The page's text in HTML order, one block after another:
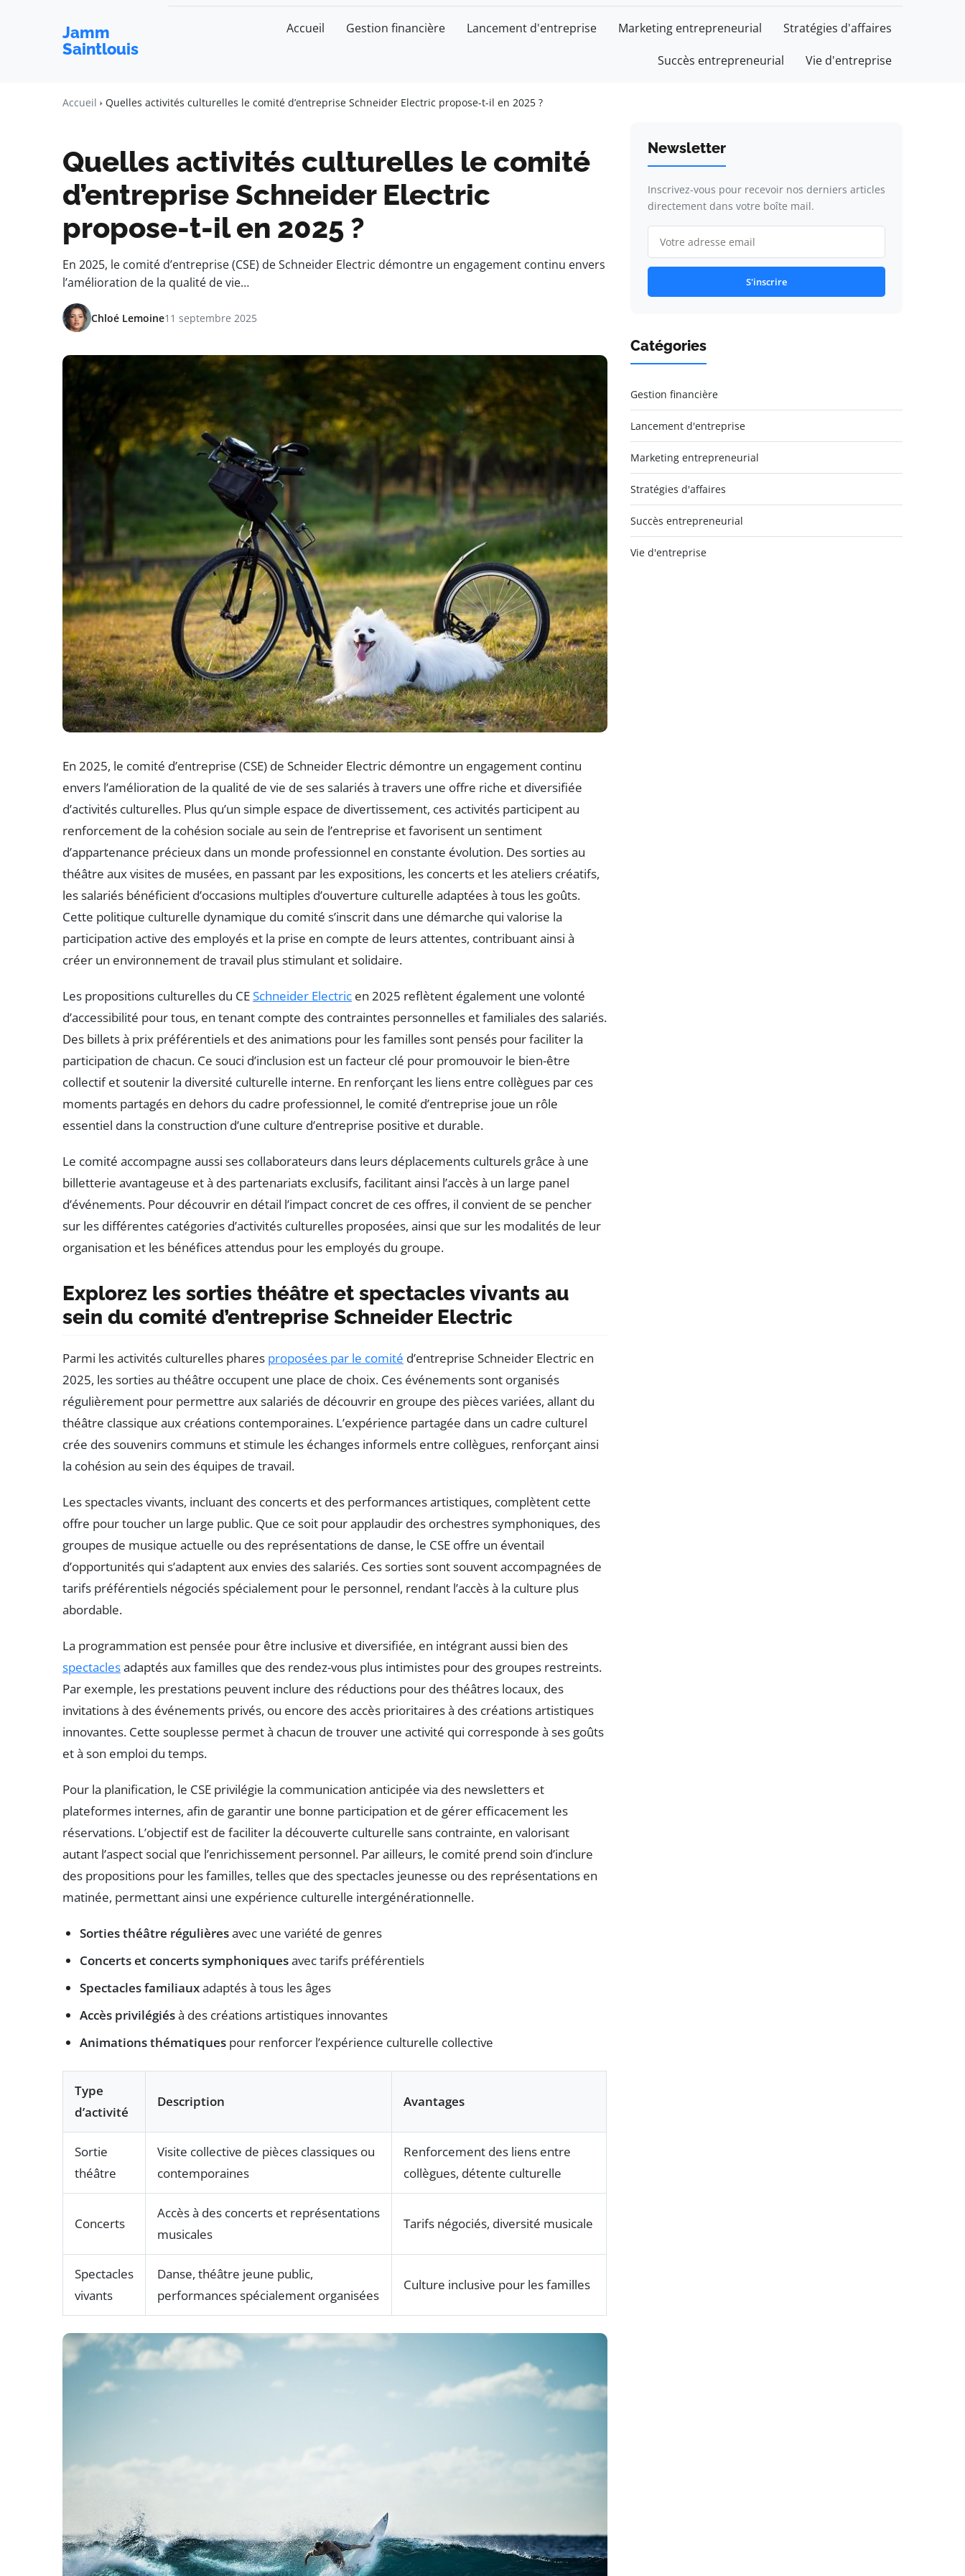
Jamm
Saintlouis
Accueil Gestion financière Lancement d'entreprise Marketing entrepreneurial Stratégies d'affaires
Succès entrepreneurial Vie d'entreprise
Accueil Quelles activités culturelles le comité d’entreprise Schneider Electric propose-t-il en 2025 ?
Quelles activités culturelles le comité
d’entreprise Schneider Electric
propose-t-il en 2025 ?
En 2025, le comité d’entreprise (CSE) de Schneider Electric démontre un engagement continu envers
l’amélioration de la qualité de vie…
Chloé Lemoine11 septembre 2025
En 2025, le comité d’entreprise (CSE) de Schneider Electric démontre un engagement continu
envers l’amélioration de la qualité de vie de ses salariés à travers une offre riche et diversifiée
d’activités culturelles. Plus qu’un simple espace de divertissement, ces activités participent au
renforcement de la cohésion sociale au sein de l’entreprise et favorisent un sentiment
d’appartenance précieux dans un monde professionnel en constante évolution. Des sorties au
théâtre aux visites de musées, en passant par les expositions, les concerts et les ateliers créatifs,
les salariés bénéficient d’occasions multiples d’ouverture culturelle adaptées à tous les goûts.
Cette politique culturelle dynamique du comité s’inscrit dans une démarche qui valorise la
participation active des employés et la prise en compte de leurs attentes, contribuant ainsi à
créer un environnement de travail plus stimulant et solidaire.
Les propositions culturelles du CESchneider Electric en 2025 reflètent également une volonté
d’accessibilité pour tous, en tenant compte des contraintes personnelles et familiales des salariés.
Des billets à prix préférentiels et des animations pour les familles sont pensés pour faciliter la
participation de chacun. Ce souci d’inclusion est un facteur clé pour promouvoir le bien-être
collectif et soutenir la diversité culturelle interne. En renforçant les liens entre collègues par ces
moments partagés en dehors du cadre professionnel, le comité d’entreprise joue un rôle
essentiel dans la construction d’une culture d’entreprise positive et durable.
Le comité accompagne aussi ses collaborateurs dans leurs déplacements culturels grâce à une
billetterie avantageuse et à des partenariats exclusifs, facilitant ainsi l’accès à un large panel
d’événements. Pour découvrir en détail l’impact concret de ces offres, il convient de se pencher
sur les différentes catégories d’activités culturelles proposées, ainsi que sur les modalités de leur
organisation et les bénéfices attendus pour les employés du groupe.
Explorez les sorties théâtre et spectacles vivants au
sein du comité d’entreprise Schneider Electric
Parmi les activités culturelles phares proposées par le comité d’entreprise Schneider Electric en
2025, les sorties au théâtre occupent une place de choix. Ces événements sont organisés
régulièrement pour permettre aux salariés de découvrir en groupe des pièces variées, allant du
théâtre classique aux créations contemporaines. L’expérience partagée dans un cadre culturel
crée des souvenirs communs et stimule les échanges informels entre collègues, renforçant ainsi
la cohésion au sein des équipes de travail.
Les spectacles vivants, incluant des concerts et des performances artistiques, complètent cette
offre pour toucher un large public. Que ce soit pour applaudir des orchestres symphoniques, des
groupes de musique actuelle ou des représentations de danse, le CSE offre un éventail
d’opportunités qui s’adaptent aux envies des salariés. Ces sorties sont souvent accompagnées de
tarifs préférentiels négociés spécialement pour le personnel, rendant l’accès à la culture plus
abordable.
La programmation est pensée pour être inclusive et diversifiée, en intégrant aussi bien des
spectaclesadaptés aux familles que des rendez-vous plus intimistes pour des groupes restreints.
Par exemple, les prestations peuvent inclure des réductions pour des théâtres locaux, des
invitations à des événements privés, ou encore des accès prioritaires à des créations artistiques
innovantes. Cette souplesse permet à chacun de trouver une activité qui corresponde à ses goûts
et à son emploi du temps.
Pour la planification, le CSE privilégie la communication anticipée via des newsletters et
plateformes internes, afin de garantir une bonne participation et de gérer efficacement les
réservations. L’objectif est de faciliter la découverte culturelle sans contrainte, en valorisant
autant l’aspect social que l’enrichissement personnel. Par ailleurs, le comité prend soin d’inclure
des propositions pour les familles, telles que des spectacles jeunesse ou des représentations en
matinée, permettant ainsi une expérience culturelle intergénérationnelle.
Sorties théâtre régulièresavec une variété de genres
Concerts et concerts symphoniquesavec tarifs préférentiels
Spectacles familiauxadaptés à tous les âges
Accès privilégiésà des créations artistiques innovantes
Animations thématiques pour renforcer l’expérience culturelle collective
Type
d’activité
Description Avantages
Sortie
théâtre
Visite collective de pièces classiques ou
contemporaines
Renforcement des liens entre
collègues, détente culturelle
Concerts
Accès à des concerts et représentations
musicales
Tarifs négociés, diversité musicale
Spectacles
vivants
Danse, théâtre jeune public,
performances spécialement organisées
Culture inclusive pour les familles
Newsletter
Inscrivez-vous pour recevoir nos derniers articles
directement dans votre boîte mail.
S'inscrire
Catégories
Gestion financière
Lancement d'entreprise
Marketing entrepreneurial
Stratégies d'affaires
Succès entrepreneurial
Vie d'entreprise